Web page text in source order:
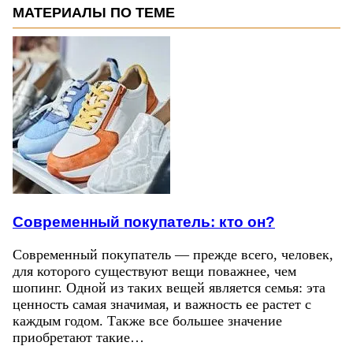
МАТЕРИАЛЫ ПО ТЕМЕ
Современный покупатель: кто он?
Современный покупатель — прежде всего, человек,
для которого существуют вещи поважнее, чем
шопинг. Одной из таких вещей является семья: эта
ценность самая значимая, и важность ее растет с
каждым годом. Также все большее значение
приобретают такие…